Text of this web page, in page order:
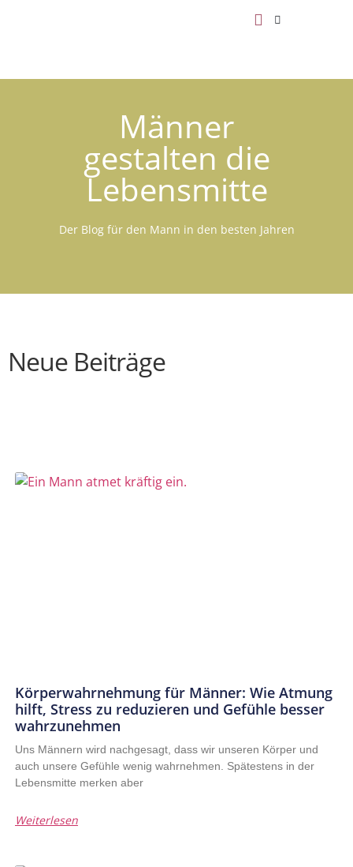
Männer
gestalten die
Lebensmitte
Der Blog für den Mann in den besten Jahren
Neue Beiträge
Körperwahrnehmung für Männer: Wie Atmung
hilft, Stress zu reduzieren und Gefühle besser
wahrzunehmen
Uns Männern wird nachgesagt, dass wir unseren Körper und
auch unsere Gefühle wenig wahrnehmen. Spätestens in der
Lebensmitte merken aber
Weiterlesen